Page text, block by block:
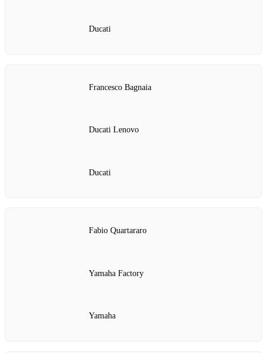
Ducati
Francesco Bagnaia
Ducati Lenovo
Ducati
Fabio Quartararo
Yamaha Factory
Yamaha